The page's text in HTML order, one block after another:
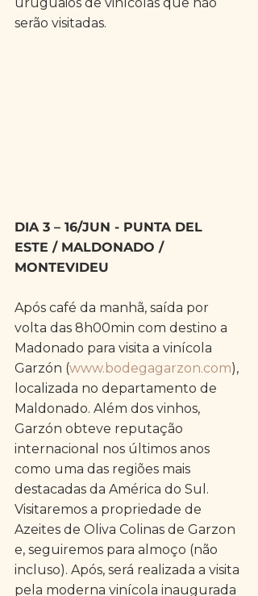
uruguaios de vinícolas que não
serão visitadas.
DIA 3 – 16/JUN - PUNTA DEL
ESTE / MALDONADO /
MONTEVIDEU
Após café da manhã, saída por
volta das 8h00min com destino a
Madonado para visita a vinícola
Garzón (www.bodegagarzon.com),
localizada no departamento de
Maldonado. Além dos vinhos,
Garzón obteve reputação
internacional nos últimos anos
como uma das regiões mais
destacadas da América do Sul.
Visitaremos a propriedade de
Azeites de Oliva Colinas de Garzon
e, seguiremos para almoço (não
incluso). Após, será realizada a visita
pela moderna vinícola inaugurada